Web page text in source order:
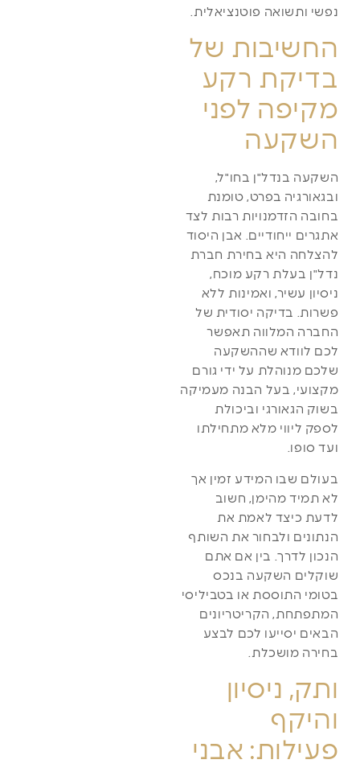
נפשי ותשואה פוטנציאלית.
החשיבות של
בדיקת רקע
מקיפה לפני
השקעה
השקעה בנדל"ן בחו"ל,
ובגאורגיה בפרט, טומנת
בחובה הזדמנויות רבות לצד
אתגרים ייחודיים. אבן היסוד
להצלחה היא בחירת חברת
נדל"ן בעלת רקע מוכח,
ניסיון עשיר, ואמינות ללא
פשרות. בדיקה יסודית של
החברה המלווה תאפשר
לכם לוודא שההשקעה
שלכם מנוהלת על ידי גורם
מקצועי, בעל הבנה מעמיקה
בשוק הגאורגי וביכולת
לספק ליווי מלא מתחילתו
ועד סופו.
בעולם שבו המידע זמין אך
לא תמיד מהימן, חשוב
לדעת כיצד לאמת את
הנתונים ולבחור את השותף
הנכון לדרך. בין אם אתם
שוקלים השקעה בנכס
בטומי התוססת או בטביליסי
המתפתחת, הקריטריונים
הבאים יסייעו לכם לבצע
בחירה מושכלת.
ותק, ניסיון
והיקף
פעילות: אבני